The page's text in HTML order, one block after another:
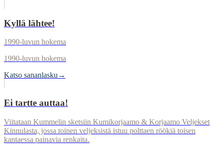
Kyllä lähtee!
1990-luvun hokema
1990-luvun hokema
Katso sananlasku→
Ei tartte auttaa!
Viitataan Kummelin sketsiin Kumikorjaamo & Korjaamo Veljekset
Kinnulasta, jossa toinen veljeksistä istuu polttaen röökiä toisen
kantaessa painavia renkaita.